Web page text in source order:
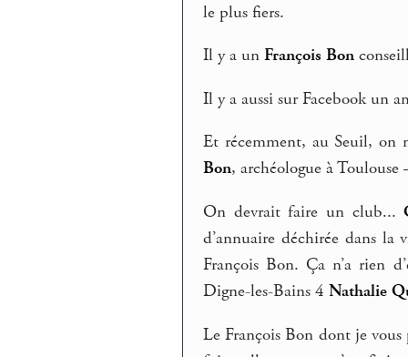
le plus fiers.
Il y a unFrançois Bon
Il y a aussi sur Facebook un
Et récemment, au Seuil, on
Bon, archéologue à
On devrait faire un club...
d’annuaire déchirée dans
François Bon. Ça n’a rien
Digne-les-Bains 4Nathalie
Le François Bon dont je vous